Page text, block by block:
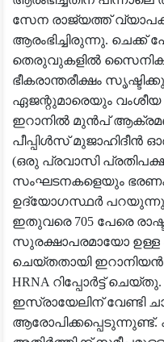
സേന രാജ്യത്ത്
ആരംഭിച്ചിരുന്നു. ചെക്ക്
തെരുവുകളിൽ സൈനിക
ഭീകരാന്തരീക്ഷം
ഏജന്റുമാരെയും
ഇറാനിൽ മുൻപ്
പീപ്പിൾസ്
(ഒരു പ്രവാസി
സംഘടനകളെയും
ഉദ്യോഗസ്ഥർ
ഇതുവരെ 705 പേരെ
സുരക്ഷാപരമായോ ഉള്ള
ചെയ്തതായി
HRNA റിപ്പോർട്ട്
ഇസ്രായേലിന് വേണ്ടി
ആരോപിക്കപ്പെടുന്നുണ്ട്.